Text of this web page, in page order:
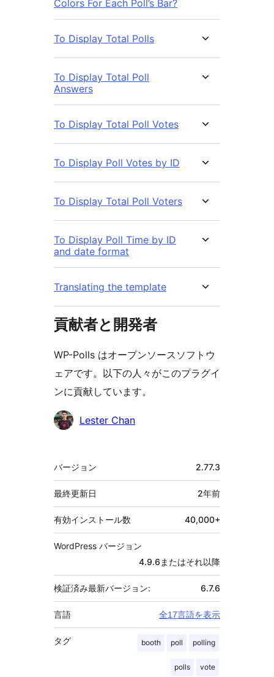
Colors For Each Poll’s Bar?
To Display Total Polls
To Display Total Poll
Answers
To Display Total Poll Votes
To Display Poll Votes by ID
To Display Total Poll Voters
To Display Poll Time by ID
and date format
Translating the template
貢献者と開発者
WP-Polls はオープンソースソフトウ
ェアです。以下の人々がこのプラグイ
ンに貢献しています。
貢
Lester Chan
メ
タ
バージョン 2.77.3
最終更新日 2年前
有効インストール数 40,000+
WordPress バージョン
4.9.6またはそれ以降
検証済み最新バージョン: 6.7.6
言語 全17言語を表示
タグ booth poll polling
polls vote